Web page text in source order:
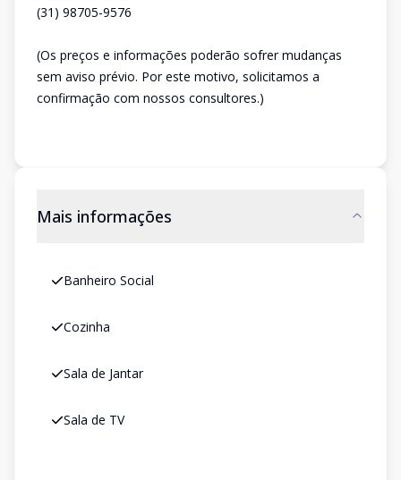
(31) 98705-9576
(Os preços e informações poderão sofrer mudanças
sem aviso prévio. Por este motivo, solicitamos a
confirmação com nossos consultores.)
Mais informações
Banheiro Social
Cozinha
Sala de Jantar
Sala de TV